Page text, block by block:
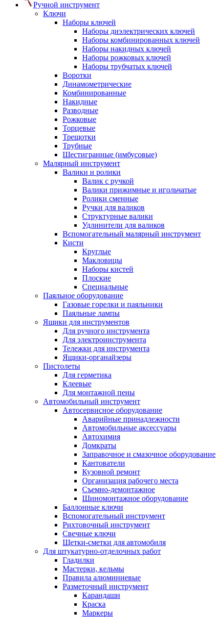
Ручной инструмент
Ключи
Наборы ключей
Наборы диэлектрических ключей
Наборы комбинированных ключей
Наборы накидных ключей
Наборы рожковых ключей
Наборы трубчатых ключей
Воротки
Динамометрические
Комбинированные
Накидные
Разводные
Рожковые
Торцевые
Трещотки
Трубные
Шестигранные (имбусовые)
Малярный инструмент
Валики и ролики
Валик с ручкой
Валики прижимные и игольчатые
Ролики сменные
Ручки для валиков
Структурные валики
Удлинители для валиков
Вспомогательный малярный инструмент
Кисти
Круглые
Макловицы
Наборы кистей
Плоские
Специальные
Паяльное оборудование
Газовые горелки и паяльники
Паяльные лампы
Ящики для инструментов
Для ручного инструмента
Для электроинструмента
Тележки для инструмента
Ящики-органайзеры
Пистолеты
Для герметика
Клеевые
Для монтажной пены
Автомобильный инструмент
Автосервисное оборудование
Аварийные принадлежности
Автомобильные аксессуары
Автохимия
Домкраты
Заправочное и смазочное оборудование
Кантователи
Кузовной ремонт
Организация рабочего места
Съемно-демонтажное
Шиномонтажное оборудование
Баллонные ключи
Вспомогательный инструмент
Рихтовочный инструмент
Свечные ключи
Щетки-сметки для автомобиля
Для штукатурно-отделочных работ
Гладилки
Мастерки, кельмы
Правила алюминиевые
Разметочный инструмент
Карандаши
Краска
Маркеры